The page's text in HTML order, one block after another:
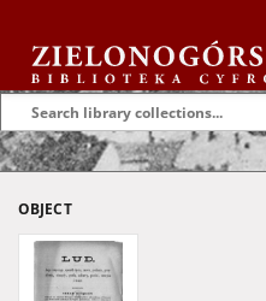
OBJECT